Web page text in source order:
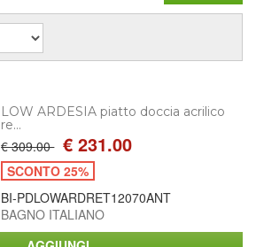
LOW ARDESIA piatto doccia acrilico
re...
€ 309.00 € 231.00
SCONTO 25%
BI-PDLOWARDRET12070ANT
BAGNO ITALIANO